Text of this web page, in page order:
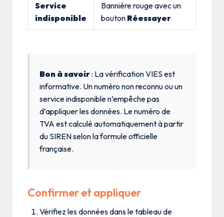
Service
indisponible
Bannière rouge avec un
bouton Réessayer
Bon à savoir: La vérification VIES est
informative. Un numéro non reconnu ou un
service indisponible n’empêche pas
d’appliquer les données. Le numéro de
TVA est calculé automatiquement à partir
du SIREN selon la formule officielle
française.
Confirmer et appliquer
Vérifiez les données dans le tableau de